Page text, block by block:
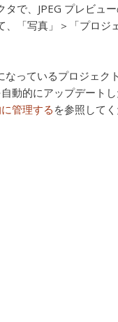
タで、JPEG プレビュ
、「写真」＞「プロジ
っているプロジェク
動的にアップデート
管理するを参照してく